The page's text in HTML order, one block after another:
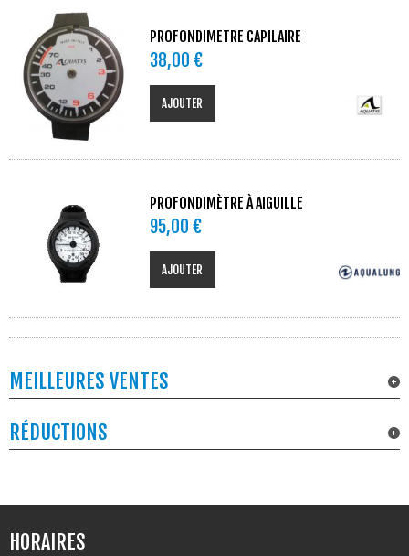
PROFONDIMETRE CAPILAIRE
38,00 €
AJOUTER
PROFONDIMÈTRE À AIGUILLE
95,00 €
AJOUTER
MEILLEURES VENTES
RÉDUCTIONS
HORAIRES